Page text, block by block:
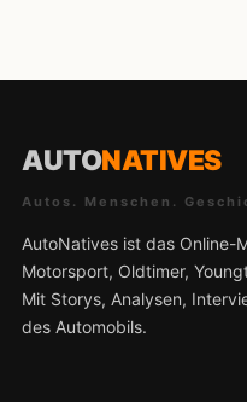
AUTONATIVES
Autos. Menschen.
AutoNatives ist das Online-
Motorsport, Oldtimer,
Mit Storys, Analysen,
des Automobils.